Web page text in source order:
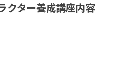
クター養成講座内容